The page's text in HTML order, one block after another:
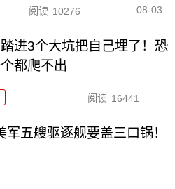
阅读 10276 08-03
进3个大坑把自己埋了！恐
都爬不出
阅读 16441
军五艘驱逐舰要盖三口锅！